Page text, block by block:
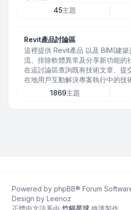
45主題
Revit產品討論區
這裡提供 Revit產品 以及 BIM(建
流、排除軟體異常及分享新功能的
在這討論區查詢既有技術文章、提
在地用戶互動解決專案執行中的技
1869主題
Powered by phpBB® Forum
Design by Leenoz
正體中文語系由 竹貓星球 維護製作